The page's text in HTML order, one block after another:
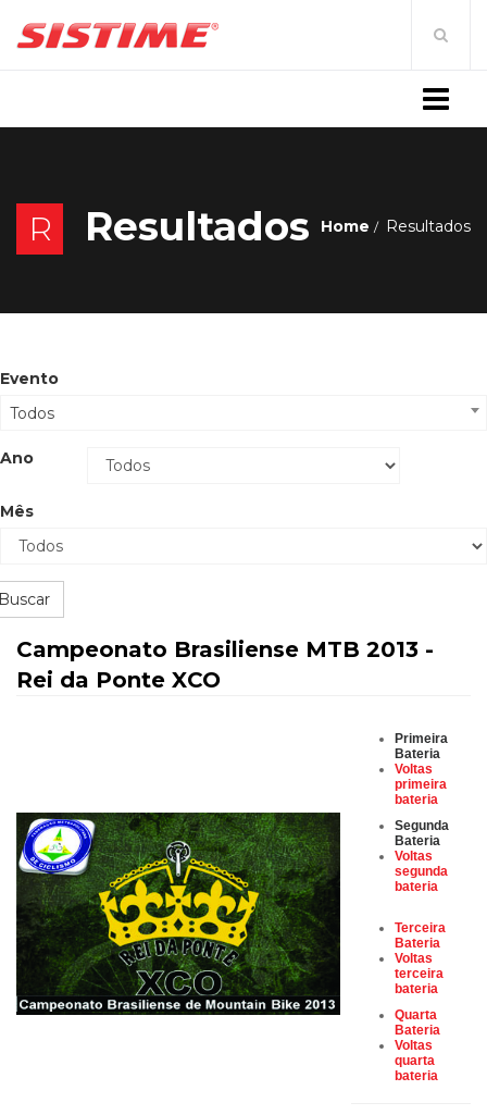
R Resultados Home Resultados
Evento
Todos
Ano
Mês
Campeonato Brasiliense MTB 2013 -
Rei da Ponte XCO
Primeira
Bateria
Voltas
primeira
bateria
Segunda
Bateria
Voltas
segunda
bateria
Terceira
Bateria
Voltas
terceira
bateria
Quarta
Bateria
Voltas
quarta
bateria